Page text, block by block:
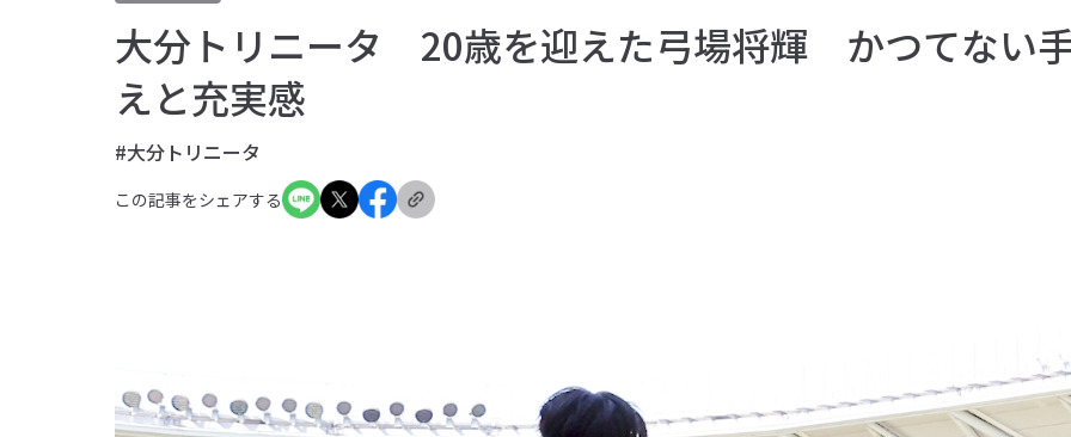
大分トリニータ 20歳を迎えた弓場将輝 かつてない
えと充実感
#大分トリニータ
この記事をシェアする